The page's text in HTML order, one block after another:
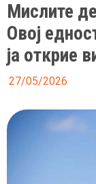
Мислите
Овој
ја открие
27/05/2026